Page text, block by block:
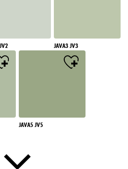
JAVA3 JV3
JAVA5 JV5